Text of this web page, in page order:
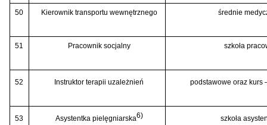
50 Kierownik transportu wewnętrznego średnie
51 Pracownik socjalny szkoła
52 Instruktor terapii uzależnień podstawowe oraz kurs
53 Asystentka pielęgniarska6) szkoła